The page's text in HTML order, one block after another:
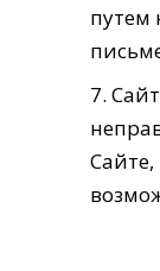
путем